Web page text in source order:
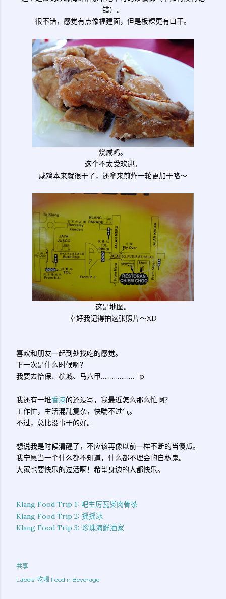
错）。
很不错，感觉有点像福建面，但是板粿更有口干。
烧咸鸡。
这个不太受欢迎。
咸鸡本来就很干了，还拿来煎炸一轮更加干咯～
这是地图。
幸好我记得拍这张照片～XD
喜欢和朋友一起到处找吃的感觉。
下一次是什么时候啊？
我要去怡保、槟城、马六甲……………… =p
我还有一堆香港的还没写，我最近怎么那么忙啊？
工作忙，生活混乱复杂，快喘不过气。
不过，总比没事干的好。
想说我是时候清醒了，不应该再像以前一样不断的当傻瓜。
我宁愿当一个什么都不知道，什么都不理会的自私鬼。
大家也要快乐的过活啊！希望身边的人都快乐。
Klang Food Trip 1: 吧生厉瓦煲肉骨茶
Klang Food Trip 2: 摇摇冰
Klang Food Trip 3: 珍珠海鲜酒家
共享
Labels: 吃喝 Food n Beverage